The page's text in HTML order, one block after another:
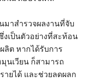
มาสำรวจผลงานที่จับ
งเป็นตัวอย่างที่สะท้อน
ลิต หากได้รับการ
นเวียน ก็สามารถ
ยได้ และช่วยลดผลก